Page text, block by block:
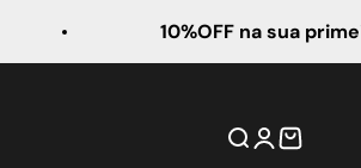
10%OFF na sua primeira
Buscar
EntrarCarrinho